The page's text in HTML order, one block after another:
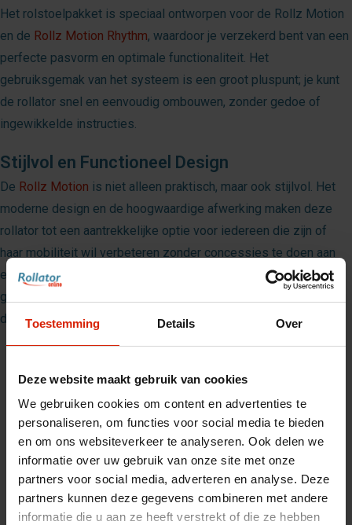
Toestemming Details Over
Deze website maakt gebruik van cookies
We gebruiken cookies om content en advertenties te
personaliseren, om functies voor social media te bieden
en om ons websiteverkeer te analyseren. Ook delen we
informatie over uw gebruik van onze site met onze
partners voor social media, adverteren en analyse. Deze
partners kunnen deze gegevens combineren met andere
informatie die u aan ze heeft verstrekt of die ze hebben
Het rolstoelpakket is speciaal ontworpen voor de Rollz Motion
en de Rollz Motion Rhythm, waardoor je verzekerd bent van een
perfecte pasvorm en optimale functionaliteit. Het
gebruiksgemak van het systeem is een groot pluspunt; je kunt
de rollator snel en eenvoudig ombouwen, zonder gedoe of
ingewikkelde instructies.
Stijlvol en Functioneel Design
De Rollz Motion is niet alleen praktisch, maar ook stijlvol. Het
moderne design en de hoogwaardige afwerking maken deze
rollator tot een aantrekkelijke optie voor iedereen die zijn of
haar mobiliteit wil verbeteren zonder concessies te doen aan
esthetiek. Met de Rollz Motion en het rolstoelpakket kun je
genieten van een verhoogde vrijheid en onafhankelijkheid in je
dagelijks leven.
Accessoires